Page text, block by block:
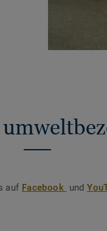
auf Facebook und